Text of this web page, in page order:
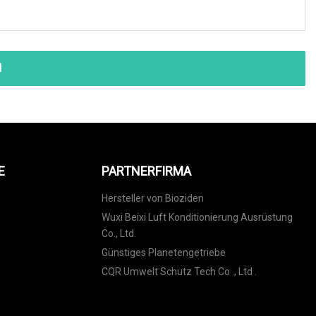
PARTNERFIRMA
Hersteller von Bioziden
Wuxi Beixi Luft Konditionierung Ausrüstung
Co., Ltd.
Günstiges Planetengetriebe
CQR Umwelt Schutz Tech Co ., Ltd .